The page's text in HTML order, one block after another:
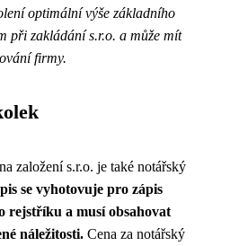
optimální výše základního
při zakládání s.r.o. a může mít
firmy.
založení s.r.o. je také notářský
se vyhotovuje pro zápis
rejstříku a musí obsahovat
náležitosti. Cena za notářský